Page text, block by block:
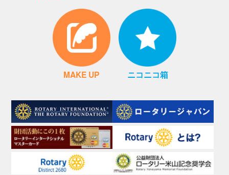
MAKE UP ニコニコ箱